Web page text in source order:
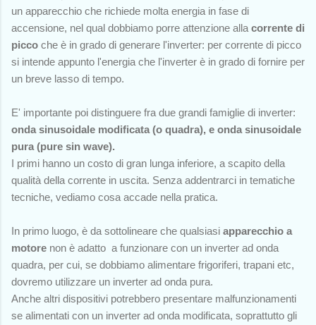
un apparecchio che richiede molta energia in fase di
accensione, nel qual dobbiamo porre attenzione alla corrente di
picco che è in grado di generare l'inverter: per corrente di picco
si intende appunto l'energia che l'inverter è in grado di fornire per
un breve lasso di tempo.
E' importante poi distinguere fra due grandi famiglie di inverter:
onda sinusoidale modificata (o quadra), e onda sinusoidale
pura (pure sin wave).
I primi hanno un costo di gran lunga inferiore, a scapito della
qualità della corrente in uscita. Senza addentrarci in tematiche
tecniche, vediamo cosa accade nella pratica.
In primo luogo, è da sottolineare che qualsiasi apparecchio a
motore non è adatto a funzionare con un inverter ad onda
quadra, per cui, se dobbiamo alimentare frigoriferi, trapani etc,
dovremo utilizzare un inverter ad onda pura.
Anche altri dispositivi potrebbero presentare malfunzionamenti
se alimentati con un inverter ad onda modificata, soprattutto gli